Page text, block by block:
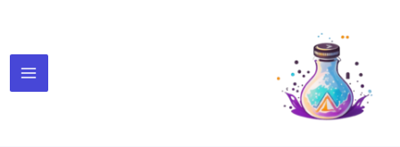
نوشته